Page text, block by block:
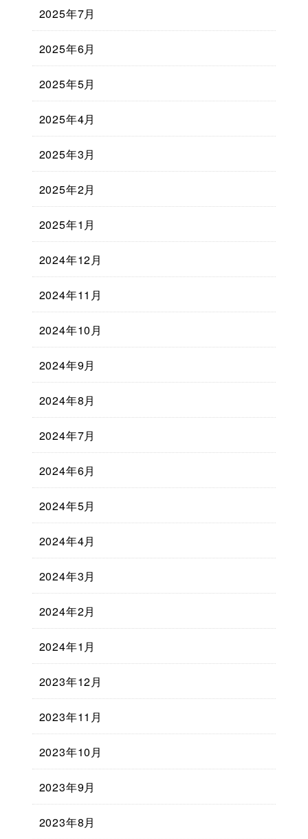
2025年7月
2025年6月
2025年5月
2025年4月
2025年3月
2025年2月
2025年1月
2024年12月
2024年11月
2024年10月
2024年9月
2024年8月
2024年7月
2024年6月
2024年5月
2024年4月
2024年3月
2024年2月
2024年1月
2023年12月
2023年11月
2023年10月
2023年9月
2023年8月